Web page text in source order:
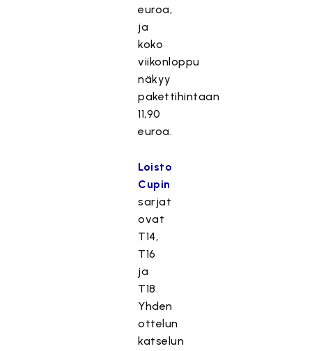
euroa,
ja
koko
viikonloppu
näkyy
pakettihintaan
11,90
euroa.
Loisto
Cupin
sarjat
ovat
T14,
T16
ja
T18.
Yhden
ottelun
katselun